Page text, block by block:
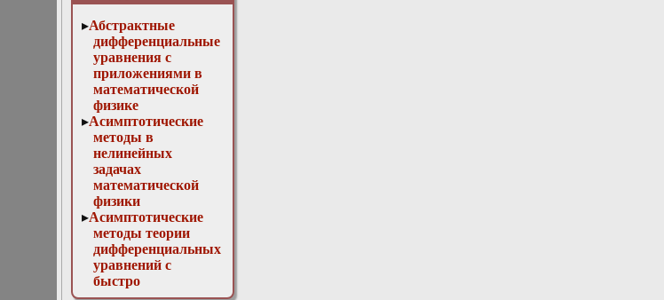
Абстрактные
дифференциальные
уравнения с
приложениями в
математической
физике
Асимптотические
методы в
нелинейных
задачах
математической
физики
Асимптотические
методы теории
дифференциальных
уравнений с
быстро
осциллирующими